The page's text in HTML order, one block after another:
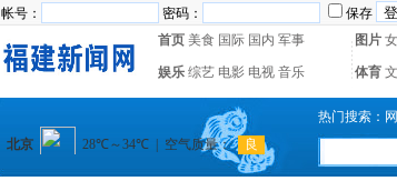
帐号： 密码： 保存
首页 美食 国际 国内 军事 图片
娱乐 综艺 电影 电视 音乐 体育
热门搜索：